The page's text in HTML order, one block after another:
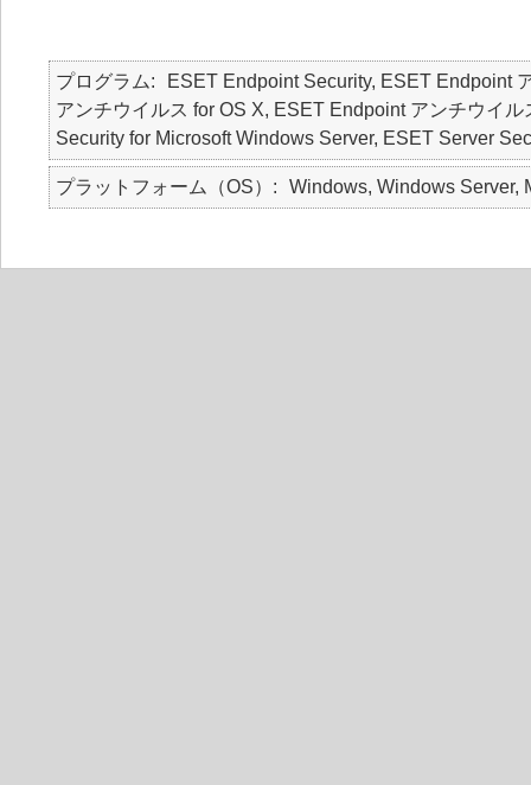
プログラム
ESET Endpoint Security, ESET Endpoint
アンチウイルス for OS X, ESET Endpoint アンチウイ
Security for Microsoft Windows Server, ESET Server
プラットフォーム（OS） Windows, Windows Server,